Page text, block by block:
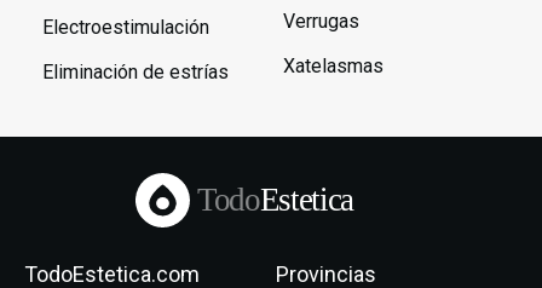
Electroestimulación
Eliminación de estrías
Verrugas
Xatelasmas
TodoEstetica
TodoEstetica.com Provincias